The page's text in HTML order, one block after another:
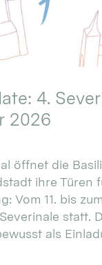
4.
2026
öffnet die
ihre Türen
Vom 11. bis
statt.
als